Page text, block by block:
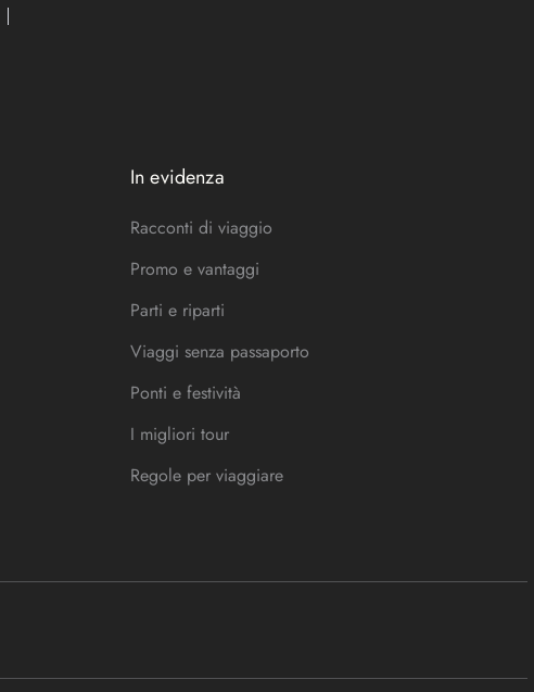
In evidenza
Racconti di viaggio
Promo e vantaggi
Parti e riparti
Viaggi senza passaporto
Ponti e festività
I migliori tour
Regole per viaggiare